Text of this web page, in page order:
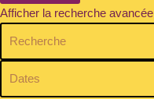
Afficher la recherche avancée